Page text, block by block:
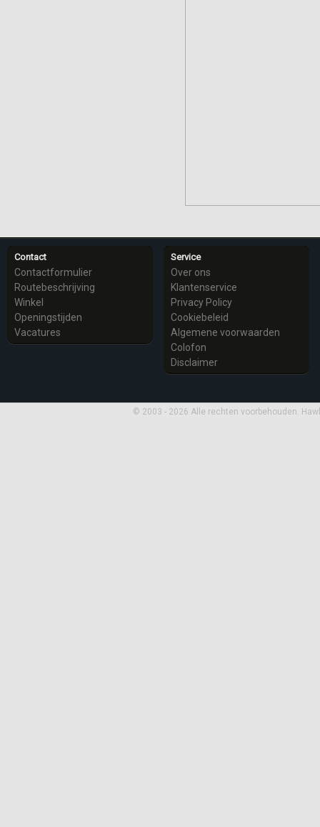
Contact
Contactformulier
Routebeschrijving
Winkel
Openingstijden
Vacatures
Service
Over ons
Klantenservice
Privacy Policy
Cookiebeleid
Algemene voorwaarden
Colofon
Disclaimer
© 2003 - 2026 Alle rechten voorbehouden.